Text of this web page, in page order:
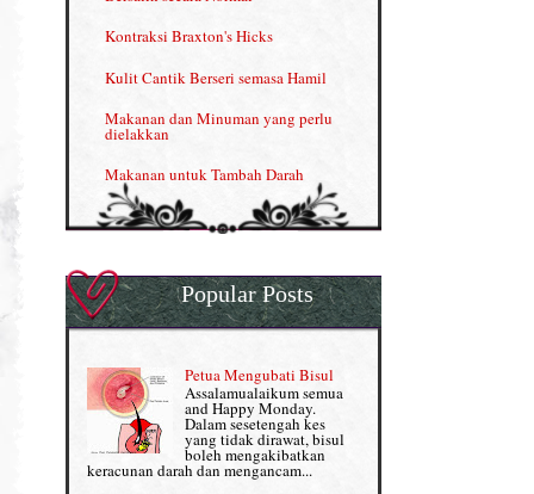
Nutrisi untuk Ikhtiar Hamil
OMEGA GUARD
Omega Guard: EPA & DHA for kids
OSTEMATRIX
Pantang Larang dalam Pengambilan
Vitamin
Penjagaan Rambut: Prosante Hair Care
Persediaan Haji & Umrah
Review Part 1: Shaklee bagus ke?
Review Part 2: Shaklee's Slimming Set
Kontraksi Braxton's Hicks
Kulit Cantik Berseri semasa Hamil
Makanan dan Minuman yang perlu
dielakkan
Makanan untuk Tambah Darah
Masalah HB rendah?
Normal VS Czer
Pemakanan Semasa Hamil
Penyusuan Bayi
Perkembangan Minda Bayi
Supplement untuk Kehamilan
Popular Posts
Petua Mengubati Bisul
Assalamualaikum semua
and Happy Monday.
Dalam sesetengah kes
yang tidak dirawat, bisul
boleh mengakibatkan
keracunan darah dan mengancam...